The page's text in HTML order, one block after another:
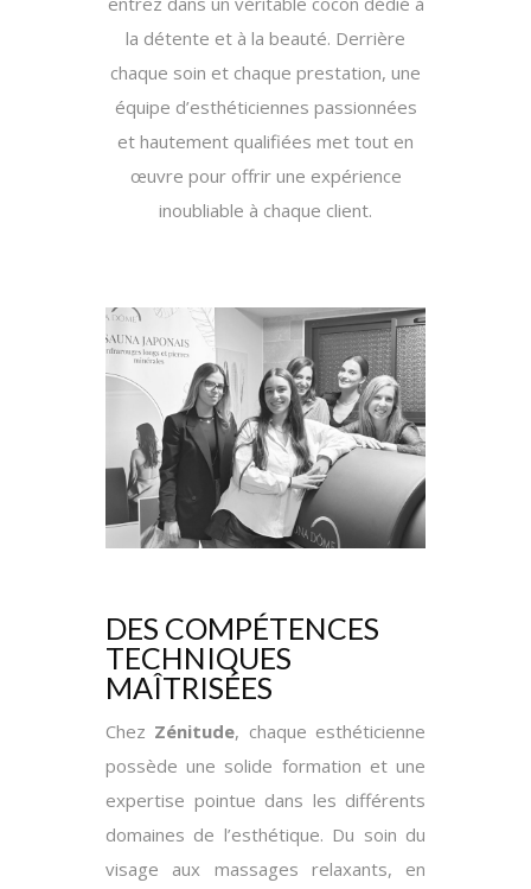
la détente et à la beauté. Derrière
chaque soin et chaque prestation, une
équipe d’esthéticiennes passionnées
et hautement qualifiées met tout en
œuvre pour offrir une expérience
inoubliable à chaque client.
DES COMPÉTENCES
TECHNIQUES
MAÎTRISÉES
Chez Zénitude, chaque esthéticienne
possède une solide formation et une
expertise pointue dans les différents
domaines de l’esthétique. Du soin du
visage aux massages relaxants, en